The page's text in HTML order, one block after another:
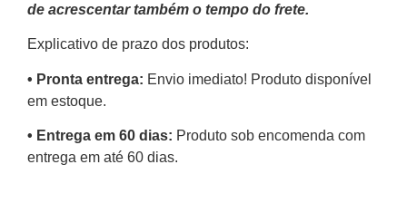
de acrescentar também o tempo do frete.
Explicativo de prazo dos produtos:
•⁠ ⁠Pronta entrega: Envio imediato! Produto disponível
em estoque.
•⁠ Entrega em 60 dias: Produto sob encomenda com
entrega em até 60 dias.